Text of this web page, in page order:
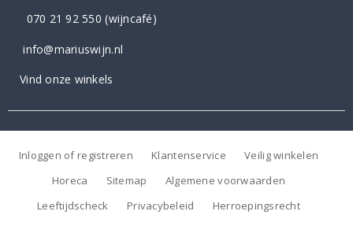
070 21 92 550 (wijncafé)
info@mariuswijn.nl
Vind onze winkels
Inloggen of registreren Klantenservice
Veilig winkelen
Horeca
Sitemap
Algemene voorwaarden
Leeftijdscheck
Privacybeleid Herroepingsrecht